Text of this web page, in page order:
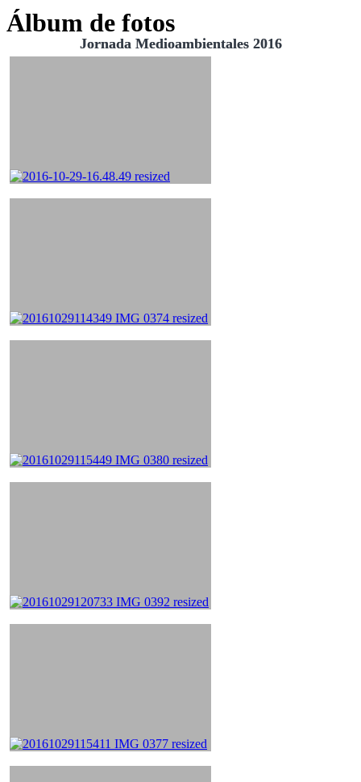
Álbum de fotos
Jornada Medioambientales 2016